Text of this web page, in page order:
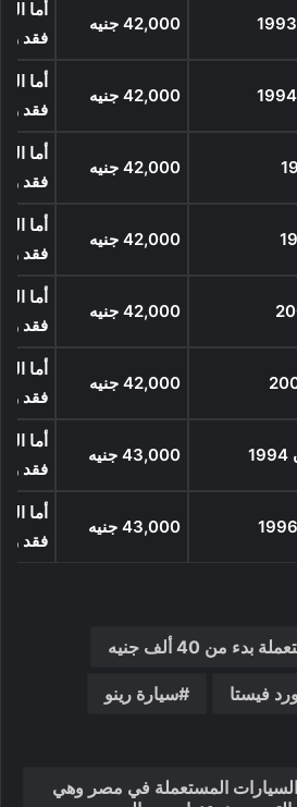
42,000 جنيه
أما
فقد
42,000 جنيه
أما
فقد
42,000 جنيه
أما
فقد
42,000 جنيه
أما
فقد
42,000 جنيه
أما
فقد
42,000 جنيه
أما
فقد
43,000 جنيه
أما
فقد
43,000 جنيه
أما
فقد
من 40 ألف جنيه
فيستا سيارة رينو
المستعملة في مصر وهي